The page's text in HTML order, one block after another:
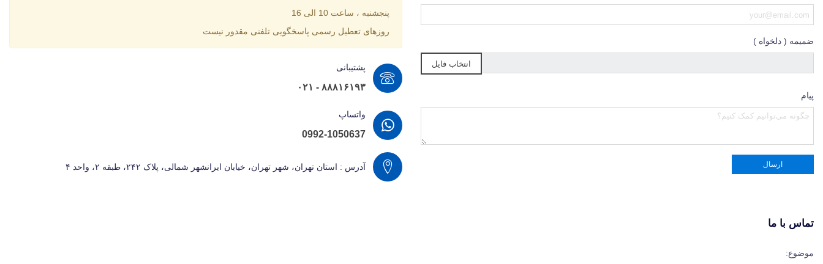
ضمیمه ( دلخواه )
انتخاب فایل
پیام
پنجشنبه ، ساعت 10 الی 16
روزهای تعطیل رسمی پاسخگویی تلفنی مقدور نیست
پشتیبانی
۸۸۸۱۶۱۹۳ - ۰۲۱
واتساپ
0992-1050637
آدرس : استان تهران، شهر تهران، خیابان ایرانشهر شمالی، پلاک ۲۴۲، طبقه ۲، واحد ۴
تماس با ما
موضوع: